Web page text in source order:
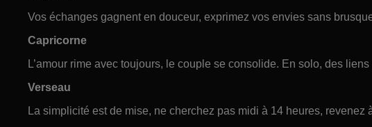
Vos échanges gagnent en douceur, exprimez vos envies sans
Capricorne
L’amour rime avec toujours, le couple se consolide. En solo, des liens
Verseau
La simplicité est de mise, ne cherchez pas midi à 14 heures, revenez